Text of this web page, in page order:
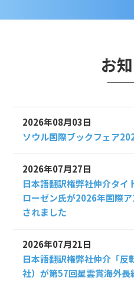
お
2026年08月03日
ソウル国際ブックフェア
2026年07月27日
日本語翻訳権弊社仲介タイ
ローゼン氏が2026年国際
されました
2026年07月21日
日本語翻訳権弊社仲介「反
社）が第57回星雲賞海外長